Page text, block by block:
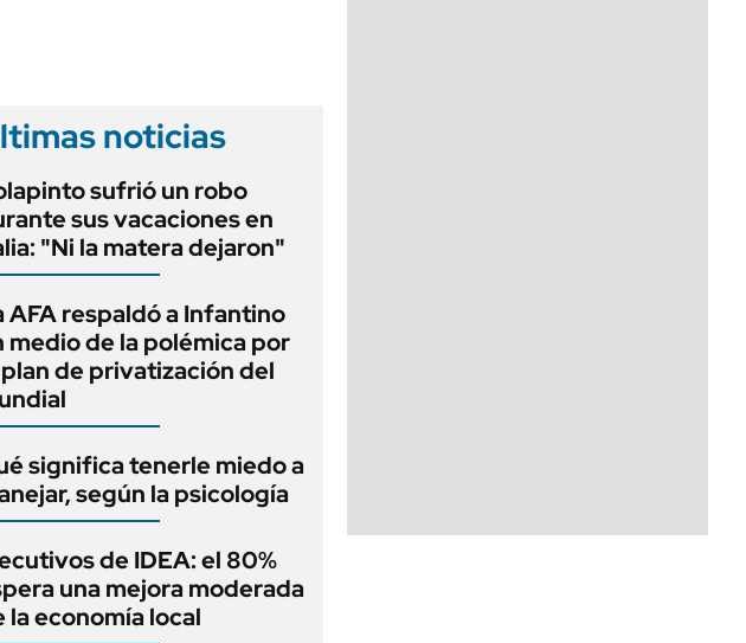
noticias
sufrió un robo
sus vacaciones en
"Ni la matera dejaron"
AFA respaldó a Infantino
medio de la polémica por
de privatización del
significa tenerle miedo a
según la psicología
de IDEA: el 80%
una mejora moderada
la economía local